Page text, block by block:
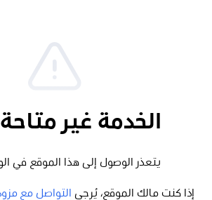
الخدمة غير
يتعذر الوصول إلى هذا الموقع في
إذا كنت مالك الموقع، يُرجى
التواصل مع